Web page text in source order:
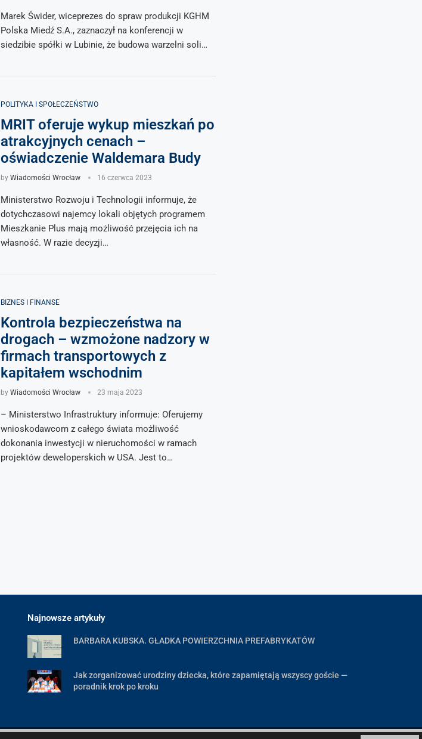
Marek Świder, wiceprezes do spraw produkcji KGHM
Polska Miedź S.A., zaznaczył na konferencji w
siedzibie spółki w Lubinie, że budowa warzelni soli…
POLITYKA I SPOŁECZEŃSTWO
MRIT oferuje wykup mieszkań po
atrakcyjnych cenach –
oświadczenie Waldemara Budy
by Wiadomości Wrocław 16 czerwca 2023
Ministerstwo Rozwoju i Technologii informuje, że
dotychczasowi najemcy lokali objętych programem
Mieszkanie Plus mają możliwość przejęcia ich na
własność. W razie decyzji…
BIZNES I FINANSE
Kontrola bezpieczeństwa na
drogach – wzmożone nadzory w
firmach transportowych z
kapitałem wschodnim
by Wiadomości Wrocław 23 maja 2023
– Ministerstwo Infrastruktury informuje: Oferujemy
wnioskodawcom z całego świata możliwość
dokonania inwestycji w nieruchomości w ramach
projektów deweloperskich w USA. Jest to…
Najnowsze artykuły
BARBARA KUBSKA. GŁADKA POWIERZCHNIA PREFABRYKATÓW
Jak zorganizować urodziny dziecka, które zapamiętają wszyscy goście —
poradnik krok po kroku